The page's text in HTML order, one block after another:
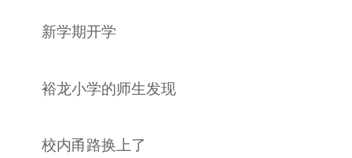
新学期开学
裕龙小学的师生发现
校内甬路换上了